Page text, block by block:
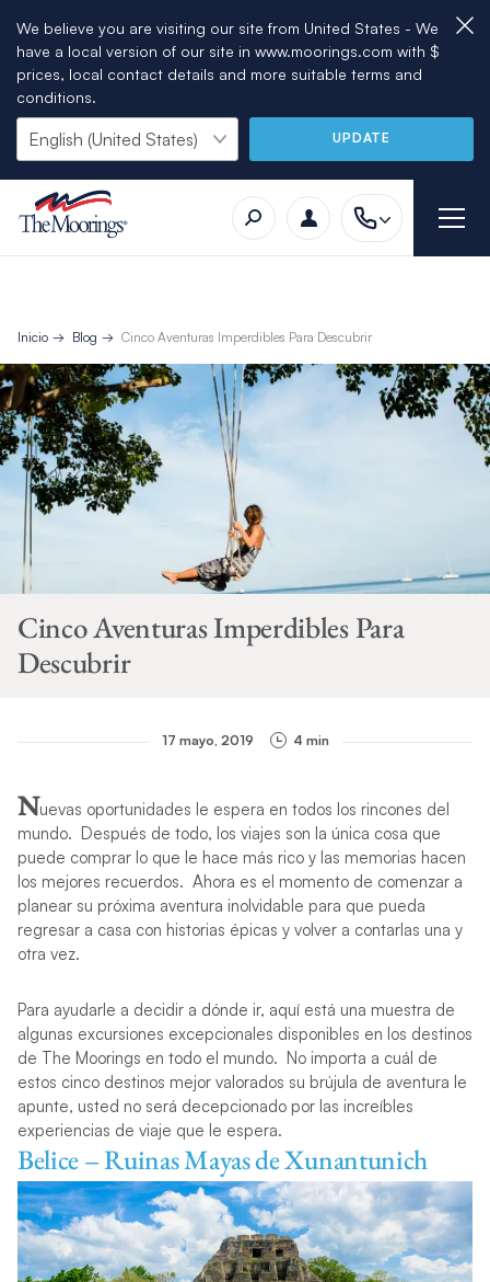
We believe you are visiting our site from United States - We
have a local version of our site in www.moorings.com with $
prices, local contact details and more suitable terms and
conditions.
UPDATE
Inicio Blog Cinco Aventuras Imperdibles Para Descubrir
Cinco Aventuras Imperdibles Para
Descubrir
17 mayo, 2019 4 min
Nuevas oportunidades le espera en todos los rincones del
mundo. Después de todo, los viajes son la única cosa que
puede comprar lo que le hace más rico y las memorias hacen
los mejores recuerdos. Ahora es el momento de comenzar a
planear su próxima aventura inolvidable para que pueda
regresar a casa con historias épicas y volver a contarlas una y
otra vez.
Para ayudarle a decidir a dónde ir, aquí está una muestra de
algunas excursiones excepcionales disponibles en los destinos
de The Moorings en todo el mundo. No importa a cuál de
estos cinco destinos mejor valorados su brújula de aventura le
apunte, usted no será decepcionado por las increíbles
experiencias de viaje que le espera.
Belice – Ruinas Mayas de Xunantunich